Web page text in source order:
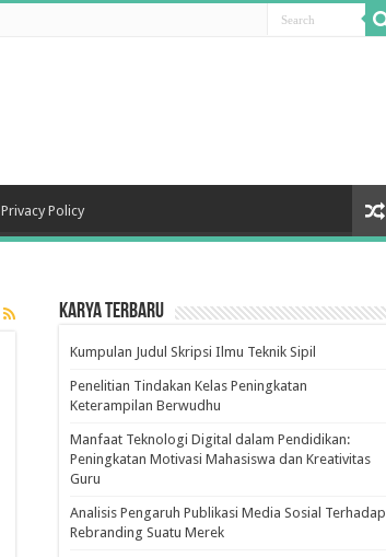
Privacy Policy
Karya Terbaru
Kumpulan Judul Skripsi Ilmu Teknik Sipil
Penelitian Tindakan Kelas Peningkatan
Keterampilan Berwudhu
Manfaat Teknologi Digital dalam Pendidikan:
Peningkatan Motivasi Mahasiswa dan Kreativitas
Guru
Analisis Pengaruh Publikasi Media Sosial Terhadap
Rebranding Suatu Merek